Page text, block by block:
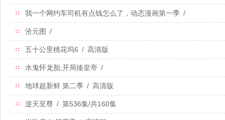
∷ 我一个网约车司机有点钱怎么了，动态漫画第一季 /
∷ 沧元图 /
∷ 五十公里桃花坞6 / 高清版
∷ 水鬼怀龙胎,开局揍皇帝 /
∷ 地球超新鲜 第二季 / 高清版
∷ 逆天至尊 / 第536集/共160集